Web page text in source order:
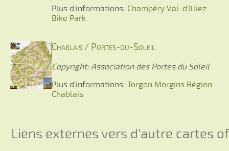
Plus d'informations: Champéry Val-d'Illiez
Bike Park
Chablais / Portes-du-Soleil
Copyright: Association des Portes du Soleil
Plus d'informations: Torgon Morgins Région
Chablais
Liens externes vers d'autre cartes